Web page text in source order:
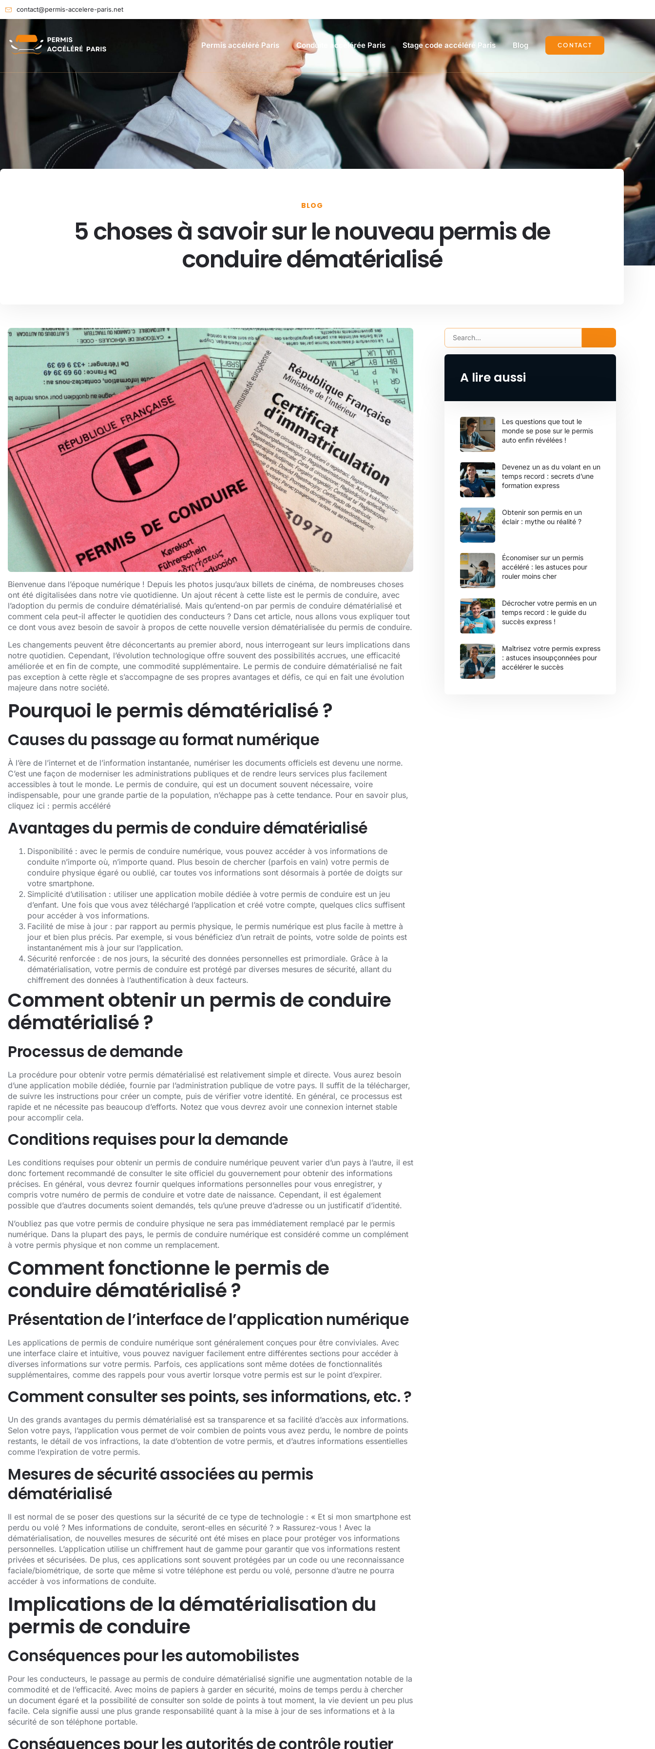
contact@permis-accelere-paris.net
Permis accéléré Paris Conduite accélérée Paris Stage code accéléré Paris Blog CONTACT
BLOG
5 choses à savoir sur le nouveau permis de
conduire dématérialisé
Bienvenue dans l’époque numérique ! Depuis les photos jusqu’aux billets de cinéma, de nombreuses choses
ont été digitalisées dans notre vie quotidienne. Un ajout récent à cette liste est le permis de conduire, avec
l’adoption du permis de conduire dématérialisé. Mais qu’entend-on par permis de conduire dématérialisé et
comment cela peut-il affecter le quotidien des conducteurs ? Dans cet article, nous allons vous expliquer tout
ce dont vous avez besoin de savoir à propos de cette nouvelle version dématérialisée du permis de conduire.
Les changements peuvent être déconcertants au premier abord, nous interrogeant sur leurs implications dans
notre quotidien. Cependant, l’évolution technologique offre souvent des possibilités accrues, une efficacité
améliorée et en fin de compte, une commodité supplémentaire. Le permis de conduire dématérialisé ne fait
pas exception à cette règle et s’accompagne de ses propres avantages et défis, ce qui en fait une évolution
majeure dans notre société.
Pourquoi le permis dématérialisé ?
Causes du passage au format numérique
À l’ère de l’internet et de l’information instantanée, numériser les documents officiels est devenu une norme.
C’est une façon de moderniser les administrations publiques et de rendre leurs services plus facilement
accessibles à tout le monde. Le permis de conduire, qui est un document souvent nécessaire, voire
indispensable, pour une grande partie de la population, n’échappe pas à cette tendance. Pour en savoir plus,
cliquez ici : permis accéléré
Avantages du permis de conduire dématérialisé
Disponibilité : avec le permis de conduire numérique, vous pouvez accéder à vos informations de
conduite n’importe où, n’importe quand. Plus besoin de chercher (parfois en vain) votre permis de
conduire physique égaré ou oublié, car toutes vos informations sont désormais à portée de doigts sur
votre smartphone.
Simplicité d’utilisation : utiliser une application mobile dédiée à votre permis de conduire est un jeu
d’enfant. Une fois que vous avez téléchargé l’application et créé votre compte, quelques clics suffisent
pour accéder à vos informations.
Facilité de mise à jour : par rapport au permis physique, le permis numérique est plus facile à mettre à
jour et bien plus précis. Par exemple, si vous bénéficiez d’un retrait de points, votre solde de points est
instantanément mis à jour sur l’application.
Sécurité renforcée : de nos jours, la sécurité des données personnelles est primordiale. Grâce à la
dématérialisation, votre permis de conduire est protégé par diverses mesures de sécurité, allant du
chiffrement des données à l’authentification à deux facteurs.
Comment obtenir un permis de conduire
dématérialisé ?
Processus de demande
La procédure pour obtenir votre permis dématérialisé est relativement simple et directe. Vous aurez besoin
d’une application mobile dédiée, fournie par l’administration publique de votre pays. Il suffit de la télécharger,
de suivre les instructions pour créer un compte, puis de vérifier votre identité. En général, ce processus est
rapide et ne nécessite pas beaucoup d’efforts. Notez que vous devrez avoir une connexion internet stable
pour accomplir cela.
Conditions requises pour la demande
Les conditions requises pour obtenir un permis de conduire numérique peuvent varier d’un pays à l’autre, il est
donc fortement recommandé de consulter le site officiel du gouvernement pour obtenir des informations
précises. En général, vous devrez fournir quelques informations personnelles pour vous enregistrer, y
compris votre numéro de permis de conduire et votre date de naissance. Cependant, il est également
possible que d’autres documents soient demandés, tels qu’une preuve d’adresse ou un justificatif d’identité.
N’oubliez pas que votre permis de conduire physique ne sera pas immédiatement remplacé par le permis
numérique. Dans la plupart des pays, le permis de conduire numérique est considéré comme un complément
à votre permis physique et non comme un remplacement.
Comment fonctionne le permis de
conduire dématérialisé ?
Présentation de l’interface de l’application numérique
Les applications de permis de conduire numérique sont généralement conçues pour être conviviales. Avec
une interface claire et intuitive, vous pouvez naviguer facilement entre différentes sections pour accéder à
diverses informations sur votre permis. Parfois, ces applications sont même dotées de fonctionnalités
supplémentaires, comme des rappels pour vous avertir lorsque votre permis est sur le point d’expirer.
Comment consulter ses points, ses informations, etc. ?
Un des grands avantages du permis dématérialisé est sa transparence et sa facilité d’accès aux informations.
Selon votre pays, l’application vous permet de voir combien de points vous avez perdu, le nombre de points
restants, le détail de vos infractions, la date d’obtention de votre permis, et d’autres informations essentielles
comme l’expiration de votre permis.
Mesures de sécurité associées au permis
dématérialisé
Il est normal de se poser des questions sur la sécurité de ce type de technologie : « Et si mon smartphone est
perdu ou volé ? Mes informations de conduite, seront-elles en sécurité ? » Rassurez-vous ! Avec la
dématérialisation, de nouvelles mesures de sécurité ont été mises en place pour protéger vos informations
personnelles. L’application utilise un chiffrement haut de gamme pour garantir que vos informations restent
privées et sécurisées. De plus, ces applications sont souvent protégées par un code ou une reconnaissance
faciale/biométrique, de sorte que même si votre téléphone est perdu ou volé, personne d’autre ne pourra
accéder à vos informations de conduite.
Implications de la dématérialisation du
permis de conduire
Conséquences pour les automobilistes
Pour les conducteurs, le passage au permis de conduire dématérialisé signifie une augmentation notable de la
commodité et de l’efficacité. Avec moins de papiers à garder en sécurité, moins de temps perdu à chercher
un document égaré et la possibilité de consulter son solde de points à tout moment, la vie devient un peu plus
facile. Cela signifie aussi une plus grande responsabilité quant à la mise à jour de ses informations et à la
sécurité de son téléphone portable.
Conséquences pour les autorités de contrôle routier
A lire aussi
Les questions que tout le
monde se pose sur le permis
auto enfin révélées !
Devenez un as du volant en un
temps record : secrets d’une
formation express
Obtenir son permis en un
éclair : mythe ou réalité ?
Économiser sur un permis
accéléré : les astuces pour
rouler moins cher
Décrocher votre permis en un
temps record : le guide du
succès express !
Maîtrisez votre permis express
: astuces insoupçonnées pour
accélérer le succès